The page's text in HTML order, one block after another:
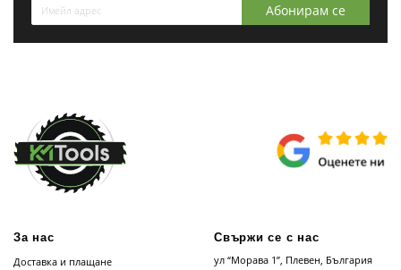
Абонирам се
За нас
Доставка и плащане
Свържи се с нас
ул “Морава 1”, Плевен, България